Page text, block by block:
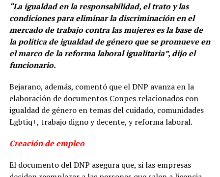
“La igualdad en la responsabilidad, el trato y las
condiciones para eliminar la discriminación en el
mercado de trabajo contra las mujeres es la base de
la política de igualdad de género que se promueve en
el marco de la reforma laboral igualitaria”, dijo el
funcionario.
Bejarano, además, comentó que el DNP avanza en la
elaboración de documentos Conpes relacionados con
igualdad de género en temas del cuidado, comunidades
Lgbtiq+, trabajo digno y decente, y reforma laboral.
Creación de empleo
El documento del DNP asegura que, si las empresas